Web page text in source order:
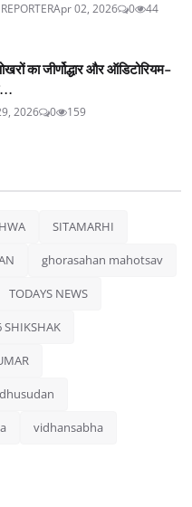
Apr 02, 2026 0 44
का जीर्णोद्धार और ऑडिटोरियम-
2026 0 159
SITAMARHI
ghorasahan mahotsav
TODAYS NEWS
SHIKSHAK
vidhansabha